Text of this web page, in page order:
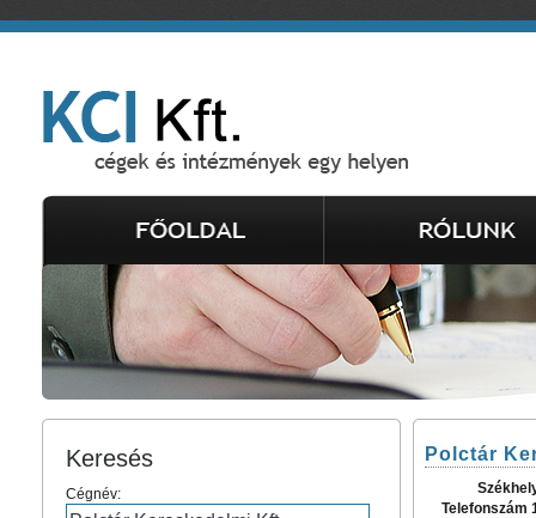
Keresés
Cégnév:
Polctár
Telefonszám